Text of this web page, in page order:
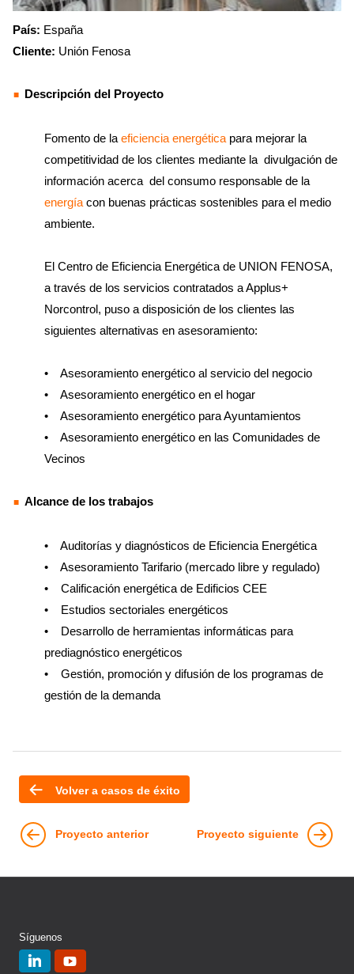
País: España
Cliente: Unión Fenosa
Descripción del Proyecto
Fomento de la eficiencia energética para mejorar la
competitividad de los clientes mediante la divulgación de
información acerca del consumo responsable de la
energía con buenas prácticas sostenibles para el medio
ambiente.
El Centro de Eficiencia Energética de UNION FENOSA,
a través de los servicios contratados a Applus+
Norcontrol, puso a disposición de los clientes las
siguientes alternativas en asesoramiento:
• Asesoramiento energético al servicio del negocio
• Asesoramiento energético en el hogar
• Asesoramiento energético para Ayuntamientos
• Asesoramiento energético en las Comunidades de
Vecinos
Alcance de los trabajos
• Auditorías y diagnósticos de Eficiencia Energética
• Asesoramiento Tarifario (mercado libre y regulado)
• Calificación energética de Edificios CEE
• Estudios sectoriales energéticos
• Desarrollo de herramientas informáticas para
prediagnóstico energéticos
• Gestión, promoción y difusión de los programas de
gestión de la demanda
Volver a casos de éxito
Proyecto anterior Proyecto siguiente
Síguenos